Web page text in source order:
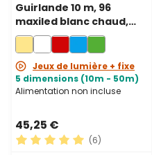
Guirlande 10 m, 96
maxiled blanc chaud,
câble transparent,
prolongeable
Jeux de lumière + fixe
5 dimensions (10m - 50m)
Alimentation non incluse
45,25 €
(6)